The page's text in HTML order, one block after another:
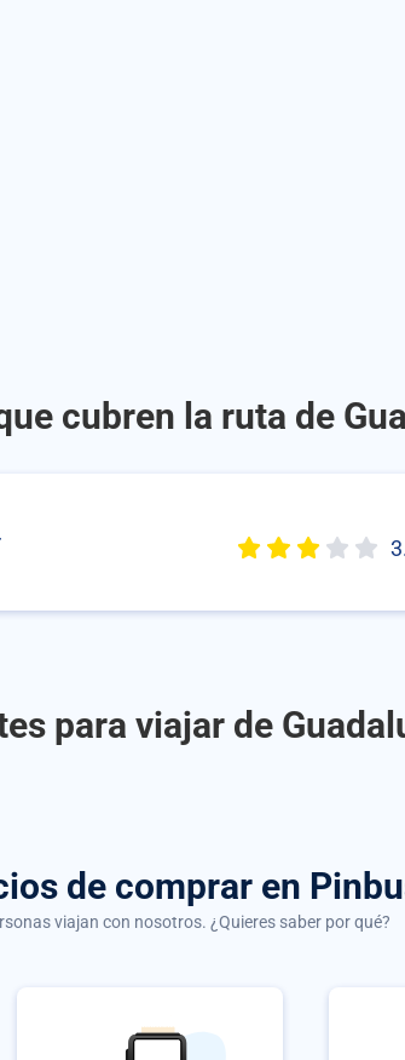
cubren la ruta de
para viajar de
de comprar en
viajan con nosotros. ¿Quieres saber por qué?